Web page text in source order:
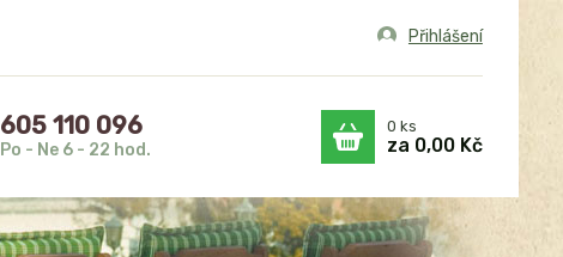
Přihlášení
605 110 096
Po - Ne 6 - 22 hod.
0 ks
za 0,00 Kč